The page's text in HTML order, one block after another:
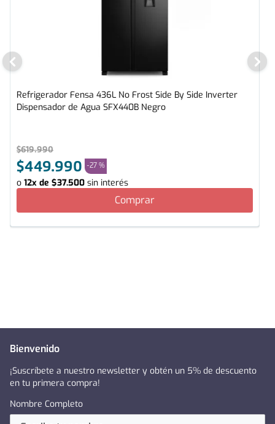
Refrigerador Fensa 436L No Frost Side By Side Inverter
Dispensador de Agua SFX440B Negro
$619.990
$449.990 -27 %
o 12x de $37.500 sin interés
Comprar
Bienvenido
¡Suscríbete a nuestro newsletter y obtén un 5% de descuento
en tu primera compra!
Nombre Completo